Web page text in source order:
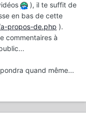
), il te suffit de
en bas de cette
propos-de.php ).
commentaires à
quand même...